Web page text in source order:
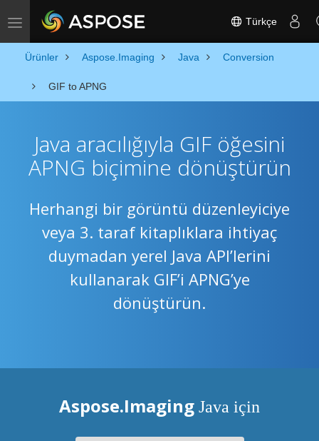
Toggle navigation Türkçe
Ürünler Aspose.Imaging Java Conversion
GIF to APNG
Java aracılığıyla GIF öğesini
APNG biçimine dönüştürün
Herhangi bir görüntü düzenleyiciye
veya 3. taraf kitaplıklara ihtiyaç
duymadan yerel Java API’lerini
kullanarak GIF’i APNG’ye
dönüştürün.
Aspose.Imaging Java için